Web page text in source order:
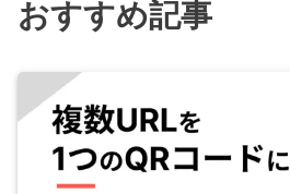
おすすめ記事